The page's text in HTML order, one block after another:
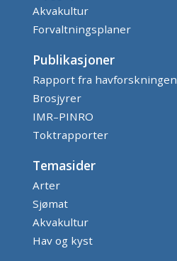
Akvakultur
Forvaltningsplaner
Publikasjoner
Rapport fra havforskningen
Brosjyrer
IMR–PINRO
Toktrapporter
Temasider
Arter
Sjømat
Akvakultur
Hav og kyst